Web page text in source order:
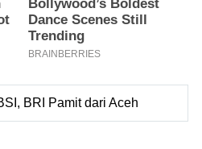
BRI Pamit dari Aceh